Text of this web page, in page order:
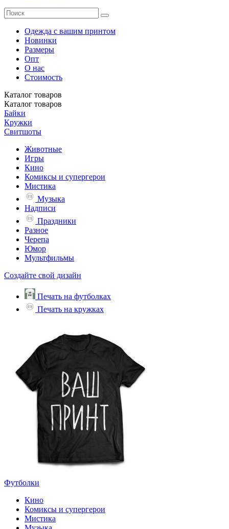
Одежда с вашим принтом
Новинки
Размеры
Опт
О нас
Стоимость
Каталог товаров
Каталог товаров
Байки
Кружки
Свитшоты
Животные
Игры
Кино
Комиксы и супергерои
Мистика
Музыка
Надписи
Праздники
Разное
Черепа
Юмор
Мультфильмы
Создайте свой дизайн
Печать на футболках
Печать на кружках
Футболки
Кино
Комиксы и супергерои
Мистика